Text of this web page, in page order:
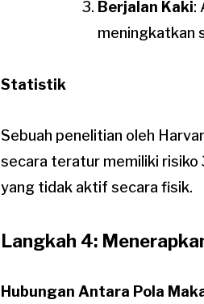
Berjalan Kaki:
meningkatkan
Statistik
Sebuah penelitian oleh
secara teratur memiliki risiko
yang tidak aktif secara fisik.
Langkah 4:
Hubungan Antara Pola